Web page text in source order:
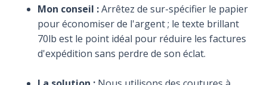
Mon conseil :Arrêtez de sur-spécifier le papier
pour économiser de l'argent ; le texte brillant
70lb est le point idéal pour réduire les factures
d'expédition sans perdre de son éclat.